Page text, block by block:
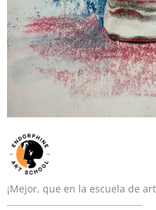
¡Mejor, que en la escuela de